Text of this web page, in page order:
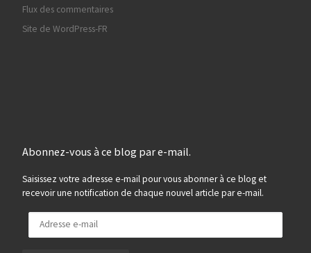
Flux des commentaires
Site de WordPress-FR
Abonnez-vous à ce blog par e-mail.
Saisissez votre adresse e-mail pour vous abonner à ce blog et
recevoir une notification de chaque nouvel article par e-mail.